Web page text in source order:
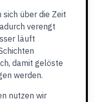
sich über die Zeit
verengt
läuft
damit gelöste
werden.
nutzen wir